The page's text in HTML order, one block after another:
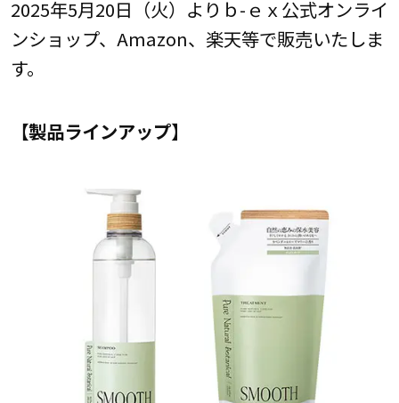
2025年5月20日（火）よりｂ-ｅｘ公式オンライ
ンショップ、Amazon、楽天等で販売いたしま
す。
【製品ラインアップ】